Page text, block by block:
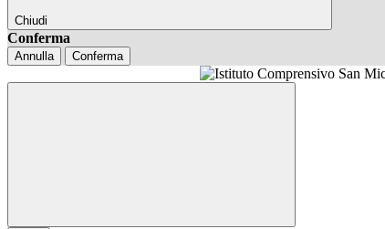
Chiudi
Conferma
Annulla Conferma